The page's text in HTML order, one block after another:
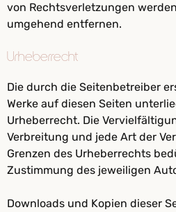
von Rechtsverletzungen
umgehend entfernen.
Urheberrecht
Die durch die Seitenbetreiber
Werke auf diesen Seiten
Urheberrecht. Die
Verbreitung und jede Art der
Grenzen des Urheberrechts
Zustimmung des jeweiligen
Downloads und Kopien dieser